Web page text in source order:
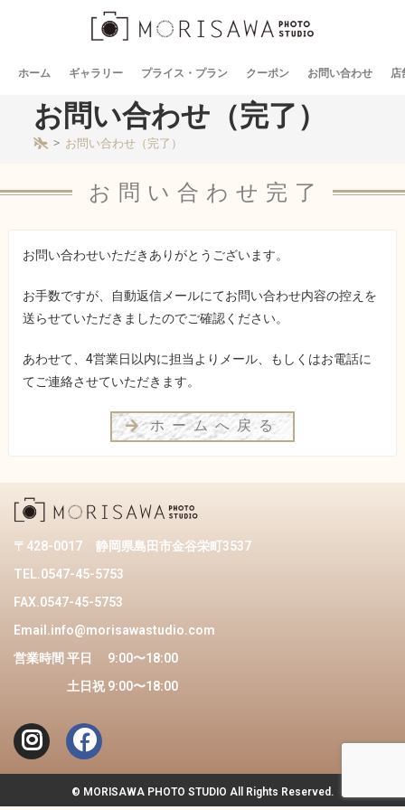
ホーム ギャラリー プライス・プラン クーポン お問い合わせ 店
お問い合わせ（完了）
> お問い合わせ（完了）
お問い合わせ完了
お問い合わせいただきありがとうございます。
お手数ですが、自動返信メールにてお問い合わせ内容の控えを
送らせていただきましたのでご確認ください。
あわせて、4営業日以内に担当よりメール、もしくはお電話に
てご連絡させていただきます。
ホームへ戻る
〒428-0017
静岡県島田市金谷栄町3537
TEL.0547-45-5753
FAX.0547-45-5753
Email.info@morisawastudio.com
営業時間 平日 9:00〜18:00
土日祝 9:00〜18:00
©︎ MORISAWA PHOTO STUDIO All Rights Reserved.